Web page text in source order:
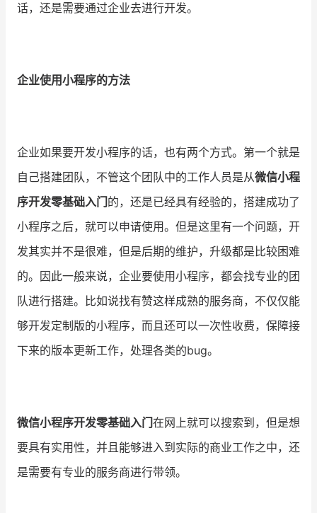
入驻有赞 认证代理商
话，还是需要通过企业去进行开发。
企业使用小程序的方法
企业如果要开发小程序的话，也有两个方式。第一个就是
自己搭建团队，不管这个团队中的工作人员是从微信小程
序开发零基础入门的，还是已经具有经验的，搭建成功了
小程序之后，就可以申请使用。但是这里有一个问题，开
发其实并不是很难，但是后期的维护，升级都是比较困难
的。因此一般来说，企业要使用小程序，都会找专业的团
队进行搭建。比如说找有赞这样成熟的服务商，不仅仅能
够开发定制版的小程序，而且还可以一次性收费，保障接
下来的版本更新工作，处理各类的bug。
微信小程序开发零基础入门在网上就可以搜索到，但是想
要具有实用性，并且能够进入到实际的商业工作之中，还
是需要有专业的服务商进行带领。